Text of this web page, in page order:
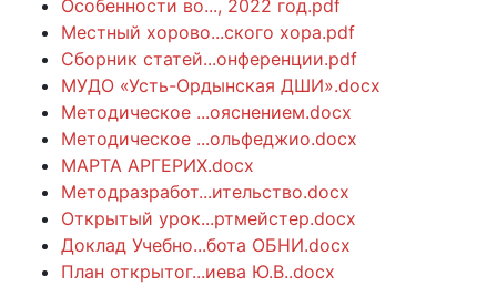
Особенности во..., 2022 год.pdf
Местный хорово...ского хора.pdf
Сборник статей...онференции.pdf
МУДО «Усть-Ордынская ДШИ».docx
Методическое ...ояснением.docx
Методическое ...ольфеджио.docx
МАРТА АРГЕРИХ.docx
Методразработ...ительство.docx
Открытый урок...ртмейстер.docx
Доклад Учебно...бота ОБНИ.docx
План открытог...иева Ю.В..docx